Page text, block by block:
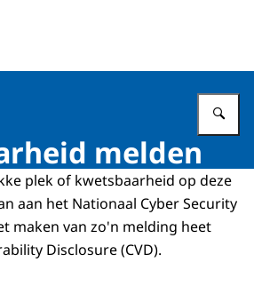
Raad voor het Openbaar Bestuur
melden
plek of kwetsbaarheid op deze
aan het Nationaal Cyber Security
maken van zo'n melding heet
Disclosure(CVD).